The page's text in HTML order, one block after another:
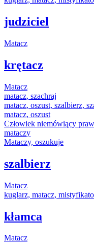
judziciel
Matacz
krętacz
Matacz
matacz, szachraj
matacz, oszust, szalbierz,
matacz, oszust
Człowiek niemówiący
mataczy
Mataczy, oszukuje
szalbierz
Matacz
kuglarz, matacz,
kłamca
Matacz